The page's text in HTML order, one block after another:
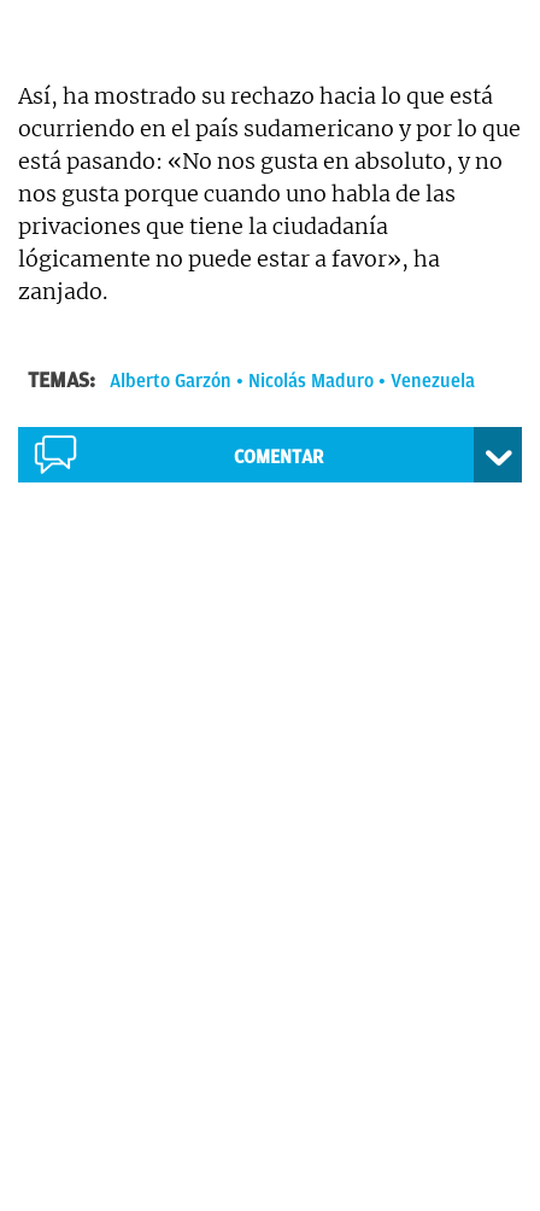
Así, ha mostrado su rechazo hacia lo que está
ocurriendo en el país sudamericano y por lo que
está pasando: «No nos gusta en absoluto, y no
nos gusta porque cuando uno habla de las
privaciones que tiene la ciudadanía
lógicamente no puede estar a favor», ha
zanjado.
TEMAS: Alberto Garzón Nicolás Maduro Venezuela
COMENTAR